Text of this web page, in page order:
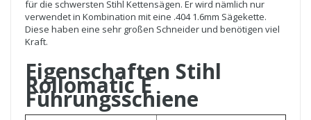
für die schwersten Stihl Kettensägen. Er wird nämlich nur
verwendet in Kombination mit eine .404 1.6mm Sägekette.
Diese haben eine sehr großen Schneider und benötigen viel
Kraft.
Eigenschaften Stihl
Rollomatic E
Führungsschiene